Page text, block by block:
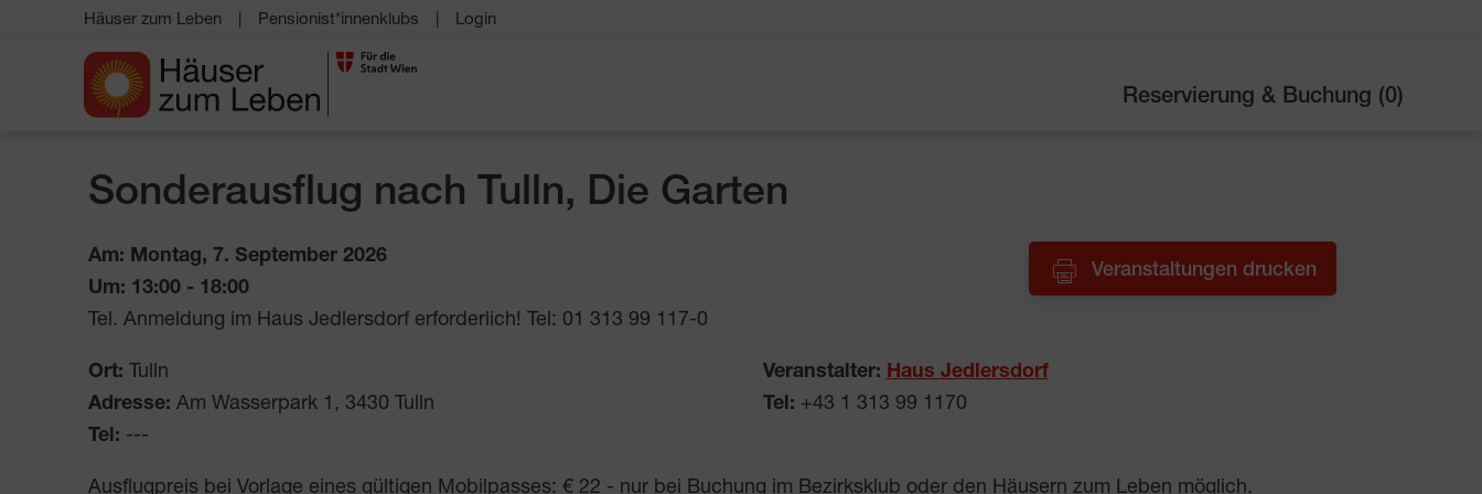
Häuser zum Leben Pensionist*innenklubs Login
Reservierung & Buchung (0)
Sonderausflug nach Tulln, Die Garten
Veranstaltungen drucken
Am: Montag, 7. September 2026
Um: 13:00 - 18:00
Tel. Anmeldung im Haus Jedlersdorf erforderlich! Tel: 01 313 99 117-0
Ort: Tulln
Adresse: Am Wasserpark 1 , 3430 Tulln
Tel: ---
Veranstalter: Haus Jedlersdorf
Tel: +43 1 313 99 1170
Ausflugpreis bei Vorlage eines gültigen Mobilpasses: € 22 - nur bei Buchung im Bezirksklub oder den Häusern zum Leben möglich.